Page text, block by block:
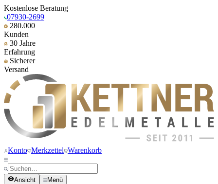
Kostenlose Beratung
07930-2699
280.000
Kunden
30 Jahre
Erfahrung
Sicherer
Versand
Konto Merkzettel Warenkorb
Ansicht Menü